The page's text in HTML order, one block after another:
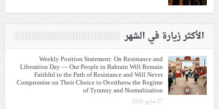
الأكثر زيارة في الشهر
Weekly Position Statement: On Resistance and
Liberation Day — Our People in Bahrain Will Remain
Faithful to the Path of Resistance and Will Never
Compromise on Their Choice to Overthrow the Regime
of Tyranny and Normalization
27 مايو 2026